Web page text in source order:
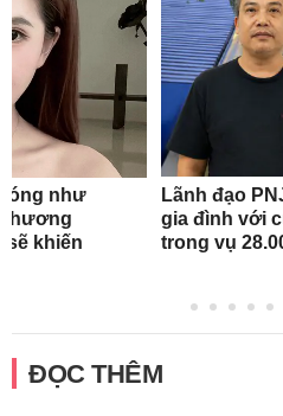
như
hương
sẽ khiến
Lãnh đạo
gia đình với
trong vụ
ĐỌC THÊM